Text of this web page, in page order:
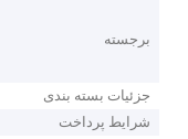
برجسته
جزئیات بسته بندی
شرایط پرداخت